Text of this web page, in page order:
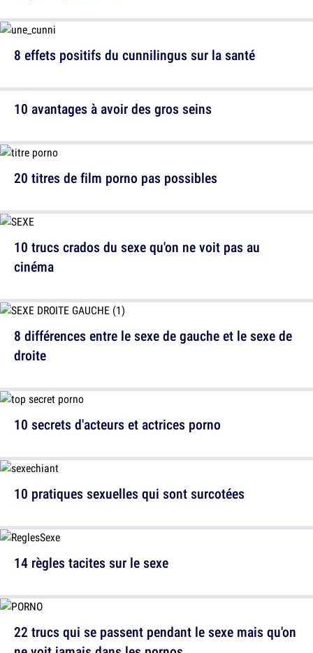
8 effets positifs du cunnilingus sur la santé
20 titres de film porno pas possibles
8 différences entre le sexe de gauche et le sexe de
droite
10 pratiques sexuelles qui sont surcotées
22 trucs qui se passent pendant le sexe mais qu'on
10 avantages à avoir des gros seins
10 trucs crados du sexe qu'on ne voit pas au
cinéma
10 secrets d'acteurs et actrices porno
14 règles tacites sur le sexe